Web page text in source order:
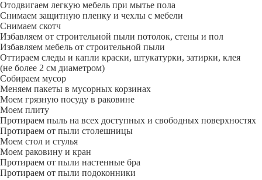
Отодвигаем легкую мебель при мытье пола
Снимаем защитную пленку и чехлы с мебели
Снимаем скотч
Избавляем от строительной пыли потолок, стены и пол
Избавляем мебель от строительной пыли
Оттираем следы и капли краски, штукатурки, затирки, клея
(не более 2 см диаметром)
Собираем мусор
Меняем пакеты в мусорных корзинах
Моем грязную посуду в раковине
Моем плиту
Протираем пыль на всех доступных и свободных поверхностях
Протираем от пыли столешницы
Моем стол и стулья
Моем раковину и кран
Протираем от пыли настенные бра
Протираем от пыли подоконники